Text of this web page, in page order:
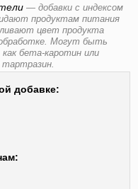
— добавки с индексом
продуктам питания
цвет продукта
Могут быть
бета-каротин или
тартразин.
добавке: